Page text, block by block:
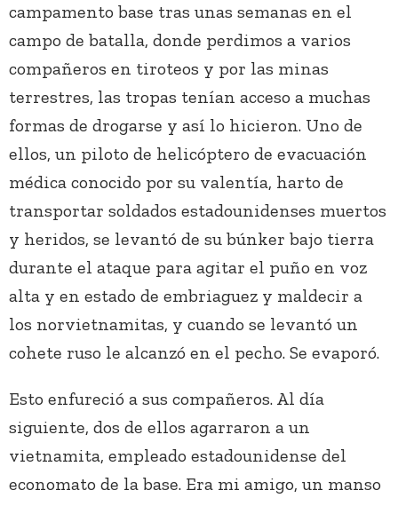
campamento base tras unas semanas en el
campo de batalla, donde perdimos a varios
compañeros en tiroteos y por las minas
terrestres, las tropas tenían acceso a muchas
formas de drogarse y así lo hicieron. Uno de
ellos, un piloto de helicóptero de evacuación
médica conocido por su valentía, harto de
transportar soldados estadounidenses muertos
y heridos, se levantó de su búnker bajo tierra
durante el ataque para agitar el puño en voz
alta y en estado de embriaguez y maldecir a
los norvietnamitas, y cuando se levantó un
cohete ruso le alcanzó en el pecho. Se evaporó.
Esto enfureció a sus compañeros. Al día
siguiente, dos de ellos agarraron a un
vietnamita, empleado estadounidense del
economato de la base. Era mi amigo, un manso